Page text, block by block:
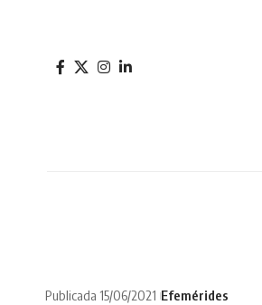
Publicada 15/06/2021 Efemérides